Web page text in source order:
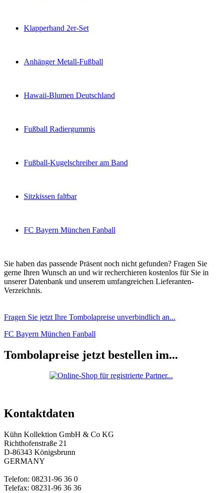
Klapperhand 2er-Set
Anhänger Metall-Fußball
Hawaii-Blumen Deutschland
Fußball Radiergummis
Fußball-Kugelschreiber am Band
Sitzkissen faltbar
FC Bayern München Fanball
Sie haben das passende Präsent noch nicht gefunden? Fragen Sie
gerne Ihren Wunsch an und wir recherchieren kostenlos für Sie in
unserer Datenbank und unserem umfangreichen Lieferanten-
Verzeichnis.
Fragen Sie jetzt Ihre Tombolapreise unverbindlich an...
FC Bayern München Fanball
Tombolapreise jetzt bestellen im...
Kontaktdaten
Kühn Kollektion GmbH & Co KG
Richthofenstraße 21
D-86343 Königsbrunn
GERMANY
Telefon: 08231-96 36 0
Telefax: 08231-96 36 36